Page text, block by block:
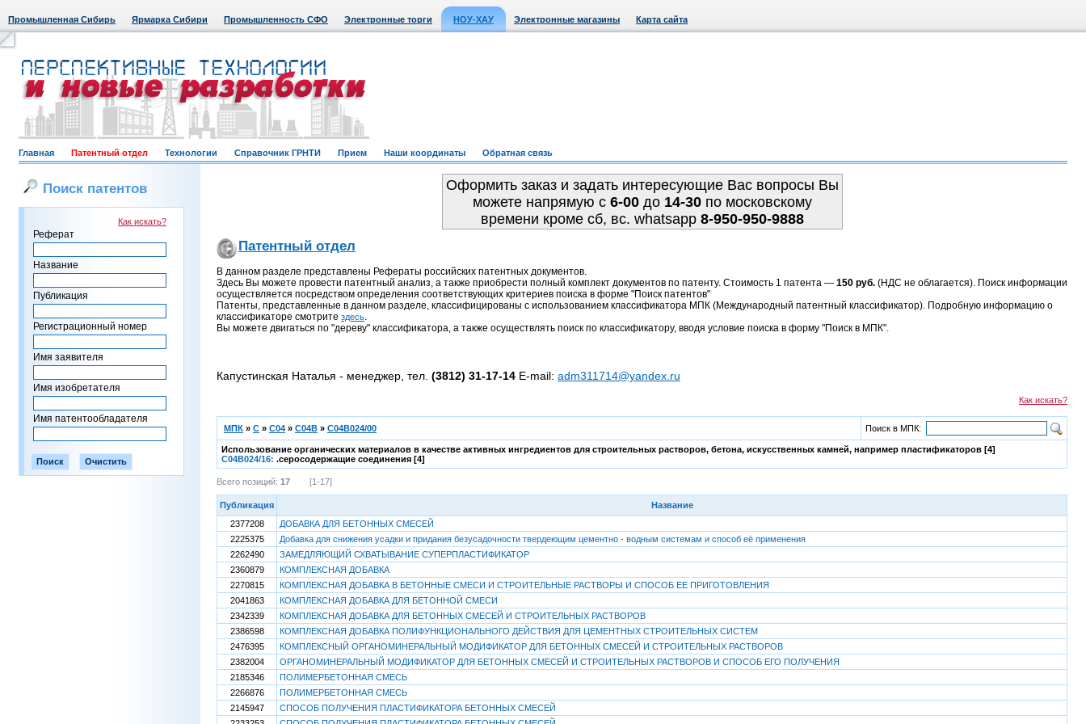
Промышленная Сибирь Ярмарка Сибири Промышленность СФО Электронные торги НОУ-ХАУ Электронные магазины Карта сайта
Главная Патентный отдел Технологии Справочник ГРНТИ Прием Наши координаты Обратная связь
Поиск патентов
Как искать?
Реферат
Название
Публикация
Регистрационный номер
Имя заявителя
Имя изобретателя
Имя патентообладателя
Оформить заказ и задать интересующие Вас вопросы Вы
можете напрямую c 6-00до 14-30по московскому
времени кроме сб, вс. whatsapp 8-950-950-9888
Патентный отдел
В данном разделе представлены Рефераты российских патентных документов.
Здесь Вы можете провести патентный анализ, а также приобрести полный комплект документов по патенту. Стоимость 1 патента — 150 руб. (НДС не облагается). Поиск информации
осуществляется посредством определения соответствующих критериев поиска в форме "Поиск патентов"
Патенты, представленные в данном разделе, классифицированы с использованием классификатора МПК (Международный патентный классификатор). Подробную информацию о
классификаторе смотрите здесь.
Вы можете двигаться по "дереву" классификатора, а также осуществлять поиск по классификатору, вводя условие поиска в форму "Поиск в МПК".
Капустинская Наталья - менеджер, тел. (3812) 31-17-14 E-mail: adm311714@yandex.ru
Как искать?
МПК » C » C04 » C04B » C04B024/00 Поиск в МПК:
Использование органических материалов в качестве активных ингредиентов для строительных растворов, бетона, искусственных камней, например пластификаторов [4]
C04B024/16: .серосодержащие соединения [4]
Всего позиций: 17 [1-17]
Публикация
Название
2377208
ДОБАВКА ДЛЯ БЕТОННЫХ СМЕСЕЙ
2225375
Добавка для снижения усадки и придания безусадочности твердеющим цементно - водным системам и способ её применения
2262490
ЗАМЕДЛЯЮЩИЙ СХВАТЫВАНИЕ СУПЕРПЛАСТИФИКАТОР
2360879
КОМПЛЕКСНАЯ ДОБАВКА
2270815
КОМПЛЕКСНАЯ ДОБАВКА В БЕТОННЫЕ СМЕСИ И СТРОИТЕЛЬНЫЕ РАСТВОРЫ И СПОСОБ ЕЕ ПРИГОТОВЛЕНИЯ
2041863
КОМПЛЕКСНАЯ ДОБАВКА ДЛЯ БЕТОННОЙ СМЕСИ
2342339
КОМПЛЕКСНАЯ ДОБАВКА ДЛЯ БЕТОННЫХ СМЕСЕЙ И СТРОИТЕЛЬНЫХ РАСТВОРОВ
2386598
КОМПЛЕКСНАЯ ДОБАВКА ПОЛИФУНКЦИОНАЛЬНОГО ДЕЙСТВИЯ ДЛЯ ЦЕМЕНТНЫХ СТРОИТЕЛЬНЫХ СИСТЕМ
2476395
КОМПЛЕКСНЫЙ ОРГАНОМИНЕРАЛЬНЫЙ МОДИФИКАТОР ДЛЯ БЕТОННЫХ СМЕСЕЙ И СТРОИТЕЛЬНЫХ РАСТВОРОВ
2382004
ОРГАНОМИНЕРАЛЬНЫЙ МОДИФИКАТОР ДЛЯ БЕТОННЫХ СМЕСЕЙ И СТРОИТЕЛЬНЫХ РАСТВОРОВ И СПОСОБ ЕГО ПОЛУЧЕНИЯ
2185346
ПОЛИМЕРБЕТОННАЯ СМЕСЬ
2266876
ПОЛИМЕРБЕТОННАЯ СМЕСЬ
2145947
СПОСОБ ПОЛУЧЕНИЯ ПЛАСТИФИКАТОРА БЕТОННЫХ СМЕСЕЙ